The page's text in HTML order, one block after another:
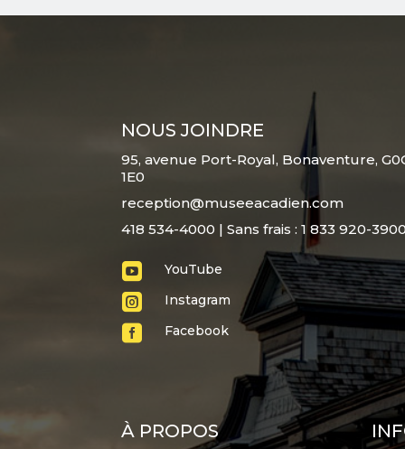
NOUS JOINDRE
95, avenue Port-Royal, Bonaventure,
1E0
reception@museeacadien.com
418 534-4000 | Sans frais : 1 833 920-3900
 YouTube
 Instagram
 Facebook
À PROPOS